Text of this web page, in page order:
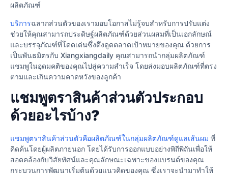
ผลิตภัณฑ์
บริการฉลากส่วนตัวของเรามอบโอกาสไม่รู้จบสําหรับการปรับแต่ง
ช่วยให้คุณสามารถประดิษฐ์ผลิตภัณฑ์ด้วยส่วนผสมที่เป็นเอกลักษณ์
และบรรจุภัณฑ์ที่โดดเด่นซึ่งดึงดูดตลาดเป้าหมายของคุณ ด้วยการ
เป็นพันธมิตรกับ Xiangxiangdaily คุณสามารถนํากลุ่มผลิตภัณฑ์
แชมพูในอุดมคติของคุณไปสู่ความสําเร็จ โดยส่งมอบผลิตภัณฑ์ที่ตรง
ตามและเกินความคาดหวังของลูกค้า
แชมพูตราสินค้าส่วนตัวประกอบ
ด้วยอะไรบ้าง?
แชมพูตราสินค้าส่วนตัวคือผลิตภัณฑ์ในกลุ่มผลิตภัณฑ์ดูแลเส้นผม ที่
คิดค้นโดยผู้ผลิตภายนอก โดยได้รับการออกแบบอย่างพิถีพิถันเพื่อให้
สอดคล้องกับวิสัยทัศน์และคุณลักษณะเฉพาะของแบรนด์ของคุณ
กระบวนการพัฒนาเริ่มต้นด้วยแนวคิดของคุณ ซึ่งเราจะนำมาทำให้